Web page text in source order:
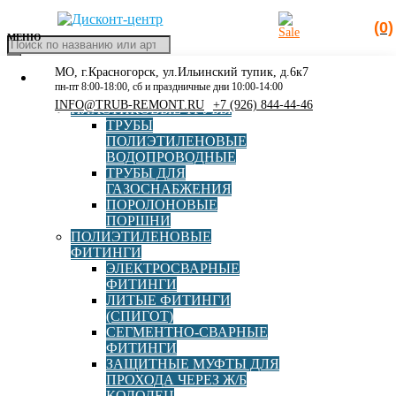
(0)
Поиск
товаров
МЕНЮ
КАТАЛОГ
РАСПРОДАЖА
ПЛАСТИКОВЫЕ ТРУБЫ
ТРУБЫ
ПОЛИЭТИЛЕНОВЫЕ
ВОДОПРОВОДНЫЕ
ТРУБЫ ДЛЯ
ГАЗОСНАБЖЕНИЯ
ПОРОЛОНОВЫЕ
ПОРШНИ
ПОЛИЭТИЛЕНОВЫЕ
ФИТИНГИ
ЭЛЕКТРОСВАРНЫЕ
ФИТИНГИ
ЛИТЫЕ ФИТИНГИ
(СПИГОТ)
СЕГМЕНТНО-СВАРНЫЕ
ФИТИНГИ
ЗАЩИТНЫЕ МУФТЫ ДЛЯ
ПРОХОДА ЧЕРЕЗ Ж/Б
МО, г.Красногорск, ул.Ильинский тупик, д.6к7
пн-пт 8:00-18:00, сб и праздничные дни 10:00-14:00
INFO@TRUB-REMONT.RU +7 (926) 844-44-46
Главная »Каталог» Фланцы, прокладки»Стальной фланец
DN 400 под ПЭ втулку (бурт) 400, PN10
Стальной фланец DN 400 под
ПЭ втулку (бурт) 400, PN10
Материал
Диаметр, мм
PN 10